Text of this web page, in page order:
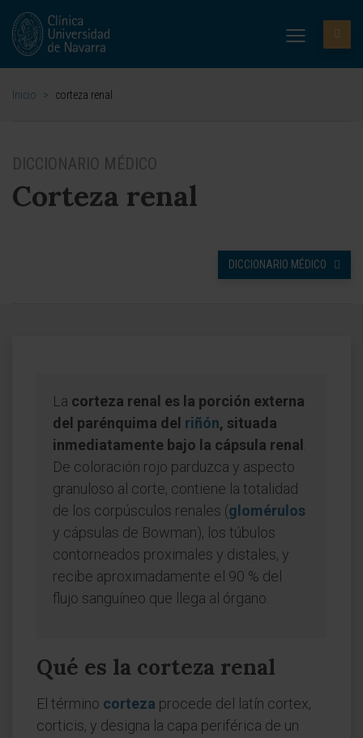
Inicio > corteza renal
DICCIONARIO MÉDICO
Corteza renal
DICCIONARIO MÉDICO
La corteza renal es la porción externa
del parénquima del riñón, situada
inmediatamente bajo la cápsula renal
De coloración rojo parduzca y aspecto
granuloso al corte, contiene la totalidad
de los corpúsculos renales (glomérulos
y cápsulas de Bowman), los túbulos
contorneados proximales y distales, y
recibe aproximadamente el 90 % del
flujo sanguíneo que llega al órgano.
Qué es la corteza renal
El término corteza procede del latín cortex,
corticis, y designa la capa periférica de un